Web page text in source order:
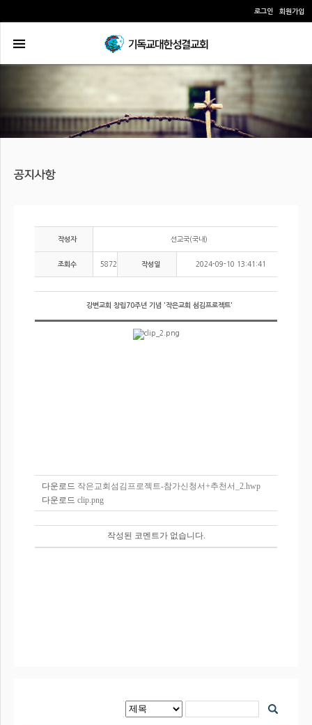
로그인 회원가입
작성자 선교국(국내)
조회수 5872 작성일 2024-09-10 13:41:41
강변교회 창립70주년 기념 '작은교회 섬김프로젝트'
다운로드 작은교회섬김프로젝트-참가신청서+추천서_2.hwp
다운로드 clip.png